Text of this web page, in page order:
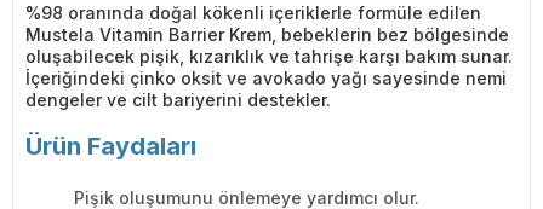
%98 oranında doğal kökenli içeriklerle formüle edilen
Mustela Vitamin Barrier Krem, bebeklerin bez bölgesinde
oluşabilecek pişik, kızarıklık ve tahrişe karşı bakım sunar.
İçeriğindeki çinko oksit ve avokado yağı sayesinde nemi
dengeler ve cilt bariyerini destekler.
Ürün Faydaları
Pişik oluşumunu önlemeye yardımcı olur.